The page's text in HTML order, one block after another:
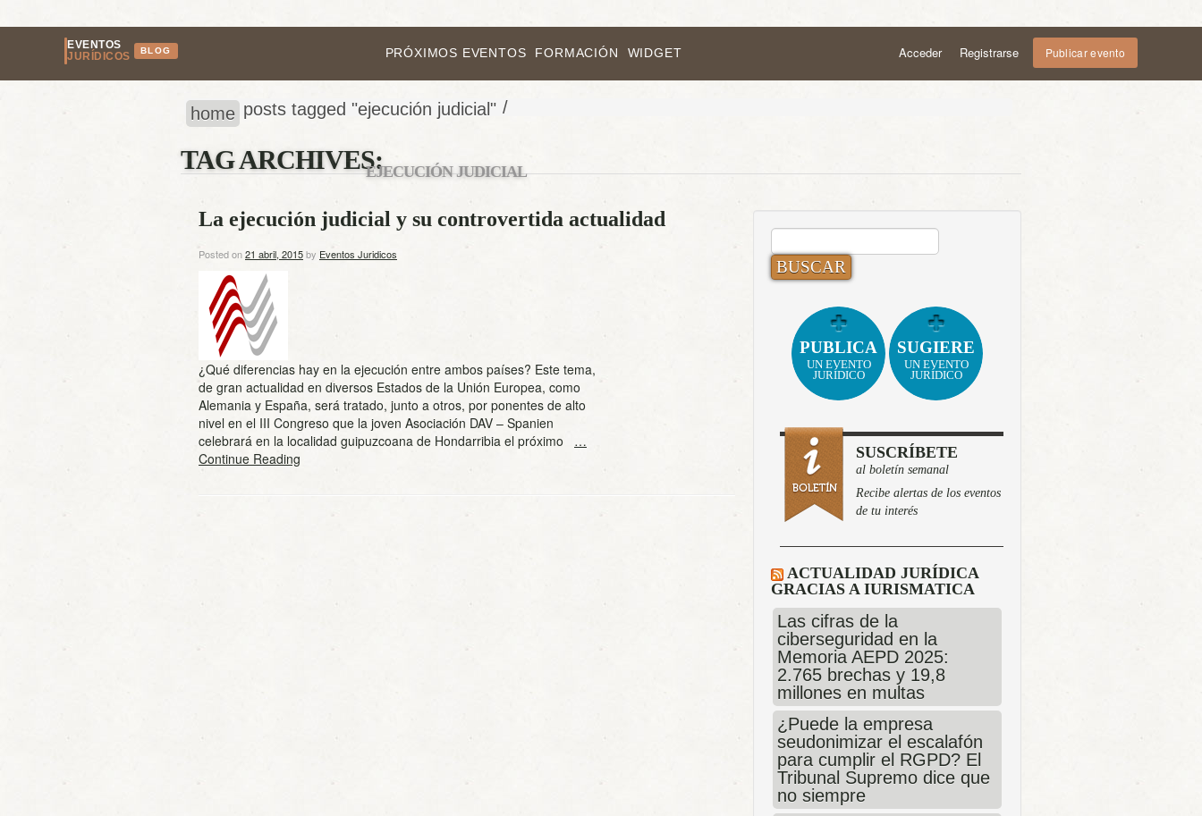
EVENTOS
JURÍDICOS
BLOG PRÓXIMOS EVENTOS FORMACIÓN WIDGET Acceder Registrarse Publicar evento
home /
posts tagged "ejecución judicial"
TAG ARCHIVES:EJECUCIÓN JUDICIAL
La ejecución judicial y su controvertida actualidad
Posted on21 abril, 2015by Eventos Juridicos
¿Qué diferencias hay en la ejecución entre ambos países? Este tema,
de gran actualidad en diversos Estados de la Unión Europea, como
Alemania y España, será tratado, junto a otros, por ponentes de alto
nivel en el III Congreso que la joven Asociación DAV – Spanien
celebrará en la localidad guipuzcoana de Hondarribia el próximo …
Continue Reading
BUSCAR:
PUBLICA
UN EVENTO
JURÍDICO
SUGIERE
UN EVENTO
JURÍDICO
SUSCRÍBETE
al boletín semanal
Recibe alertas de los eventos
de tu interés
ACTUALIDAD JURÍDICA
GRACIAS A IURISMATICA
Las cifras de la
ciberseguridad en la
Memoria AEPD 2025:
2.765 brechas y 19,8
millones en multas
¿Puede la empresa
seudonimizar el escalafón
para cumplir el RGPD? El
Tribunal Supremo dice que
no siempre